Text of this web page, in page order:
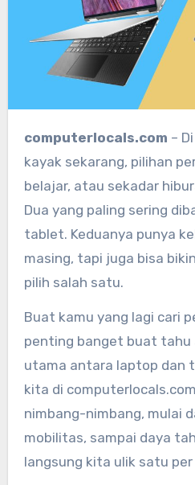
computerlocals.com –
kayak sekarang, pilihan
belajar, atau sekadar
Dua yang paling sering
tablet. Keduanya punya
masing, tapi juga bisa
pilih salah satu.
Buat kamu yang lagi cari
penting banget buat tahu
utama antara laptop dan
kita di
nimbang-nimbang, mulai
mobilitas, sampai daya
langsung kita ulik satu